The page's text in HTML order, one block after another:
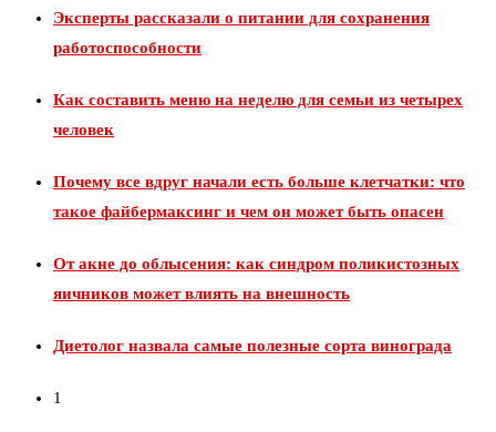
Эксперты рассказали о питании для сохранения
работоспособности
Как составить меню на неделю для семьи из четырех
человек
Почему все вдруг начали есть больше клетчатки: что
такое файбермаксинг и чем он может быть опасен
От акне до облысения: как синдром поликистозных
яичников может влиять на внешность
Диетолог назвала самые полезные сорта винограда
1